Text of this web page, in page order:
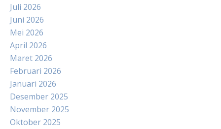
Juli 2026
Juni 2026
Mei 2026
April 2026
Maret 2026
Februari 2026
Januari 2026
Desember 2025
November 2025
Oktober 2025